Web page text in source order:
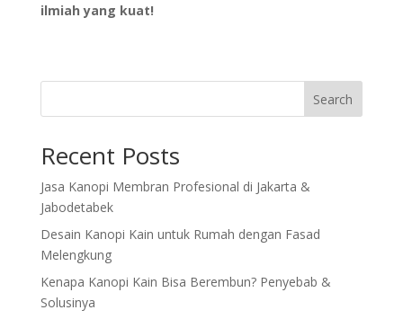
ilmiah yang kuat!
Search
Recent Posts
Jasa Kanopi Membran Profesional di Jakarta &
Jabodetabek
Desain Kanopi Kain untuk Rumah dengan Fasad
Melengkung
Kenapa Kanopi Kain Bisa Berembun? Penyebab &
Solusinya